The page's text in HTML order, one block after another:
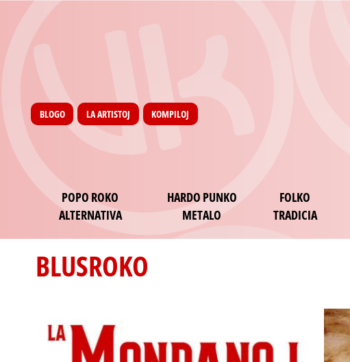
Pages
BLOGO LA ARTISTOJ KOMPILOJ
POPO ROKO
ALTERNATIVA
HARDO PUNKO
METALO
FOLKO
TRADICIA
BLUSROKO